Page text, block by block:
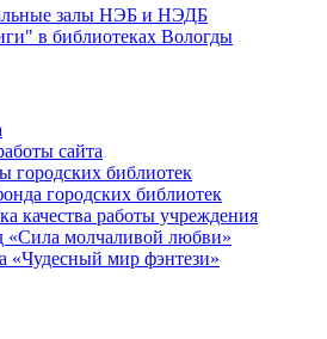
залы НЭБ и НЭДБ
в библиотеках Вологды
сайта
городских библиотек
городских библиотек
качества работы учреждения
«Сила молчаливой любви»
«Чудесный мир фэнтези»